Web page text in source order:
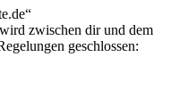
zwischen dir und dem
geschlossen: